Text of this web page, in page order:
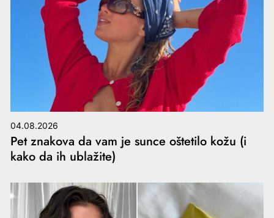
04.08.2026
Pet znakova da vam je sunce oštetilo kožu (i
kako da ih ublažite)